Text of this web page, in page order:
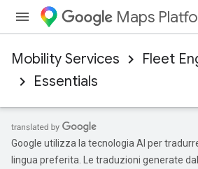
Maps
Mobility Services
Fleet
Essentials
Google utilizza la tecnologia AI per
lingua preferita. Le traduzioni generate